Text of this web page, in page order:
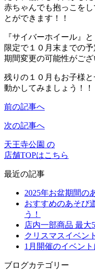
赤ちゃんでも抱っこを
とができます！！
『サイバーホイール』
限定で１０月末までの予
期間変更の可能性がござ
残りの１０月もお子様
動かしてみましょう！！
前の記事へ
次の記事へ
天王寺公園 の
店舗TOPはこちら
最近の記事
2025年お盆期間の
おすすめのあそび
う！
店内一部商品 最大
クリスマスイベン
1月開催のイベン
ブログカテゴリー